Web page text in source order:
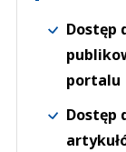
Dostęp
portalu
Dostęp